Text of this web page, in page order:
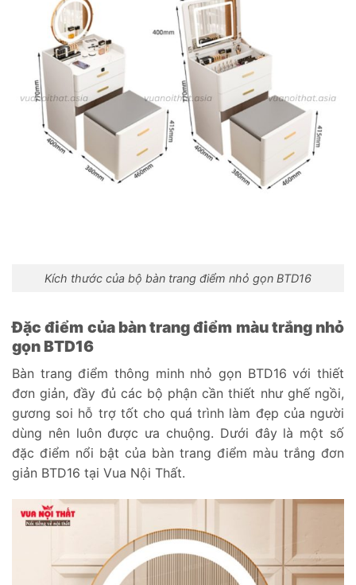
Kích thước của bộ bàn trang điểm nhỏ gọn BTD16
Đặc điểm của bàn trang điểm màu trắng nhỏ
gọn BTD16
Bàn trang điểm thông minh nhỏ gọn BTD16 với thiết
đơn giản, đầy đủ các bộ phận cần thiết như ghế ngồi,
gương soi hỗ trợ tốt cho quá trình làm đẹp của người
dùng nên luôn được ưa chuộng. Dưới đây là một số
đặc điểm nổi bật của bàn trang điểm màu trắng đơn
giản BTD16 tại Vua Nội Thất.